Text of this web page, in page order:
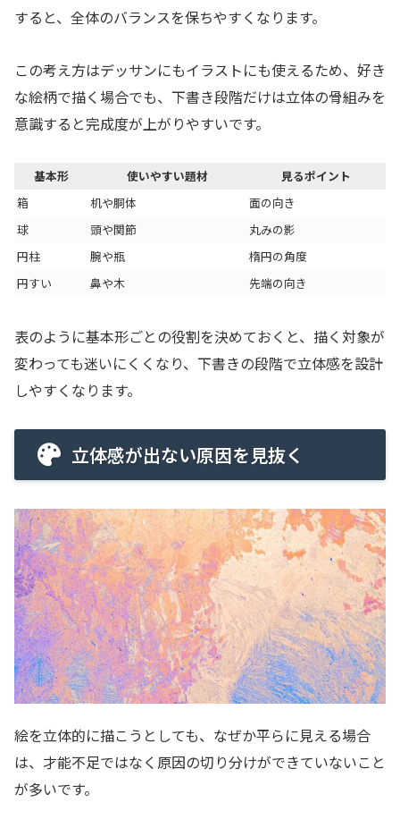
すると、全体のバランスを保ちやすくなります。
この考え方はデッサンにもイラストにも使えるため、好き
な絵柄で描く場合でも、下書き段階だけは立体の骨組みを
意識すると完成度が上がりやすいです。
基本形 使いやすい題材
見るポイント
箱
机や胴体
面の向き
球
頭や関節
丸みの影
円柱
腕や瓶
楕円の角度
円すい
鼻や木 先端の向き
表のように基本形ごとの役割を決めておくと、描く対象が
変わっても迷いにくくなり、下書きの段階で立体感を設計
しやすくなります。
立体感が出ない原因を見抜く
絵を立体的に描こうとしても、なぜか平らに見える場合
は、才能不足ではなく原因の切り分けができていないこと
が多いです。